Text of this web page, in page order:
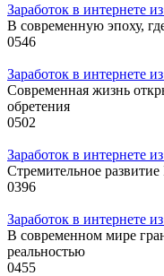
Заработок в интернете
В современную эпоху,
0546
Заработок в интернете
Современная жизнь
обретения
0502
Заработок в интернете
Стремительное
0396
Заработок в интернете
В современном мире
реальностью
0455